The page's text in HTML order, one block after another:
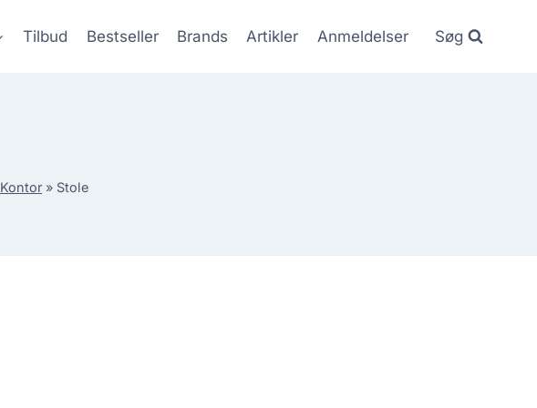
Tilbud Bestseller Brands Artikler Anmeldelser Søg
Kontor » Stole